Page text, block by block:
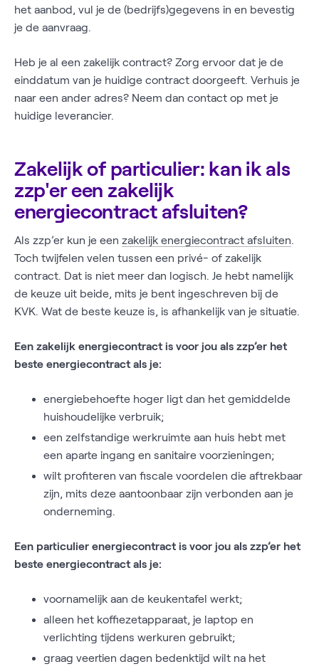
het aanbod, vul je de (bedrijfs)gegevens in en bevestig
je de aanvraag.
Heb je al een zakelijk contract? Zorg ervoor dat je de
einddatum van je huidige contract doorgeeft. Verhuis je
naar een ander adres? Neem dan contact op met je
huidige leverancier.
Zakelijk of particulier: kan ik als
zzp'er een zakelijk
energiecontract afsluiten?
Als zzp’er kun je een zakelijk energiecontract afsluiten.
Toch twijfelen velen tussen een privé- of zakelijk
contract. Dat is niet meer dan logisch. Je hebt namelijk
de keuze uit beide, mits je bent ingeschreven bij de
KVK. Wat de beste keuze is, is afhankelijk van je situatie.
Een zakelijk energiecontract is voor jou als zzp’er het
beste energiecontract als je:
energiebehoefte hoger ligt dan het gemiddelde
huishoudelijke verbruik;
een zelfstandige werkruimte aan huis hebt met
een aparte ingang en sanitaire voorzieningen;
wilt profiteren van fiscale voordelen die aftrekbaar
zijn, mits deze aantoonbaar zijn verbonden aan je
onderneming.
Een particulier energiecontract is voor jou als zzp’er het
beste energiecontract als je:
voornamelijk aan de keukentafel werkt;
alleen het koffiezetapparaat, je laptop en
verlichting tijdens werkuren gebruikt;
graag veertien dagen bedenktijd wilt na het